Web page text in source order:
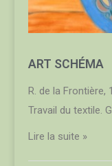
ART SCHÉMA
R. de la Frontière,
Travail du textile.
Lire la suite »